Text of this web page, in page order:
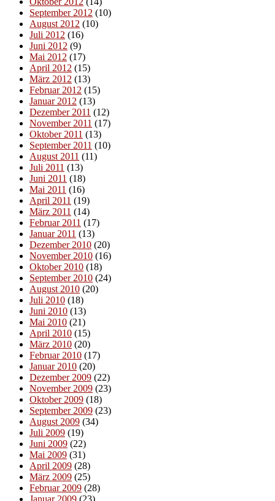
September 2012 (10)
August 2012 (10)
Juli 2012 (16)
Juni 2012 (9)
Mai 2012 (17)
April 2012 (15)
März 2012 (13)
Februar 2012 (15)
Januar 2012 (13)
Dezember 2011 (12)
November 2011 (17)
Oktober 2011 (13)
September 2011 (10)
August 2011 (11)
Juli 2011 (13)
Juni 2011 (18)
Mai 2011 (16)
April 2011 (19)
März 2011 (14)
Februar 2011 (17)
Januar 2011 (13)
Dezember 2010 (20)
November 2010 (16)
Oktober 2010 (18)
September 2010 (24)
August 2010 (20)
Juli 2010 (18)
Juni 2010 (13)
Mai 2010 (21)
April 2010 (15)
März 2010 (20)
Februar 2010 (17)
Januar 2010 (20)
Dezember 2009 (22)
November 2009 (23)
Oktober 2009 (18)
September 2009 (23)
August 2009 (34)
Juli 2009 (19)
Juni 2009 (22)
Mai 2009 (31)
April 2009 (28)
März 2009 (25)
Februar 2009 (28)